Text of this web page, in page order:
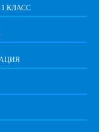
КЛАСС